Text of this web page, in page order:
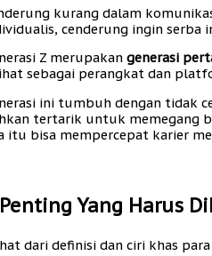
kurang dalam
cenderung ingin serba
Z merupakangenerasi
sebagai perangkat dan
ini tumbuh dengan tidak
tertarik untuk memegang
itu bisa mempercepat karier
Yang Harus
dari definisi dan ciri khas